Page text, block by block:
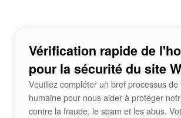
Vérification rapide de
pour la sécurité du site
Veuillez compléter un bref processus de
humaine pour nous aider à protéger
contre la fraude, le spam et les abus.